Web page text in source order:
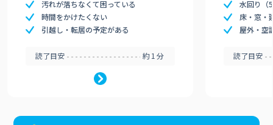
汚れが落ちなくて困っている
時間をかけたくない
引越し・転居の予定がある
読了目安 約1分
水回り（
床・窓・
屋外・空
読了目安